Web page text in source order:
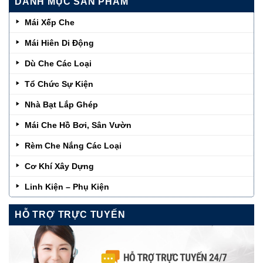
Mái Xếp Che
Mái Hiên Di Động
Dù Che Các Loại
Tổ Chức Sự Kiện
Nhà Bạt Lắp Ghép
Mái Che Hồ Bơi, Sân Vườn
Rèm Che Nắng Các Loại
Cơ Khí Xây Dựng
Linh Kiện – Phụ Kiện
HỖ TRỢ TRỰC TUYẾN